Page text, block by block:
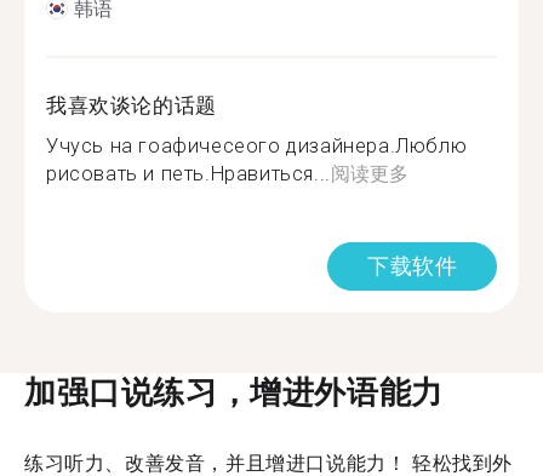
韩语
我喜欢谈论的话题
Учусь на гоафичесеого дизайнера.Люблю
рисовать и петь.Нравиться... 阅读更多
下载软件
加强口说练习，增进外语能力
练习听力、改善发音，并且增进口说能力！ 轻松找到外